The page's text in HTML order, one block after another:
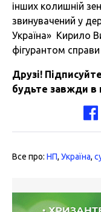
інших колишній
звинувачений у
Україна» Кирило
фігурантом
Друзі!
будьте завжди в
Все про: НП, Україна,